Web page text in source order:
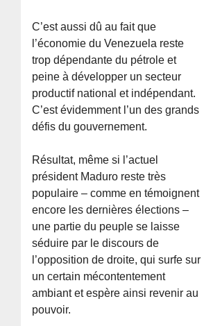
C’est aussi dû au fait que
l’économie du Venezuela reste
trop dépendante du pétrole et
peine à développer un secteur
productif national et indépendant.
C’est évidemment l’un des grands
défis du gouvernement.
Résultat, même si l’actuel
président Maduro reste très
populaire – comme en témoignent
encore les dernières élections –
une partie du peuple se laisse
séduire par le discours de
l’opposition de droite, qui surfe sur
un certain mécontentement
ambiant et espère ainsi revenir au
pouvoir.